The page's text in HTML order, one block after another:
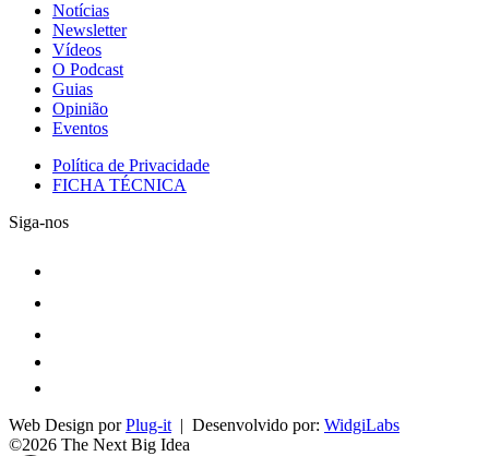
Notícias
Newsletter
Vídeos
O Podcast
Guias
Opinião
Eventos
Política de Privacidade
FICHA TÉCNICA
Siga-nos
Web Design porPlug-it | Desenvolvido por: WidgiLabs
©2026 The Next Big Idea